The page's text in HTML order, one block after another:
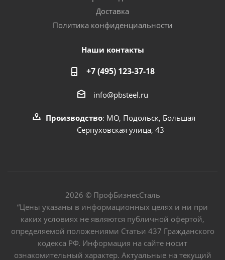
Доставка
Политика конфиденциальности
Наши контакты
+7 (495) 123-37-18
info@pbsteel.ru
Производство: МО, Подольск, Большая
Серпуховская улица, 43
2026 © ПрофБизнесСталь
“Цены указаны в информационных целях и ни при
каких условиях не являются публичной офертой,
определяемой положениями Статьи 437 Гражданского
кодекса РФ. Информация на сайте носит
ознакомительный характер. Актуальные на текущий